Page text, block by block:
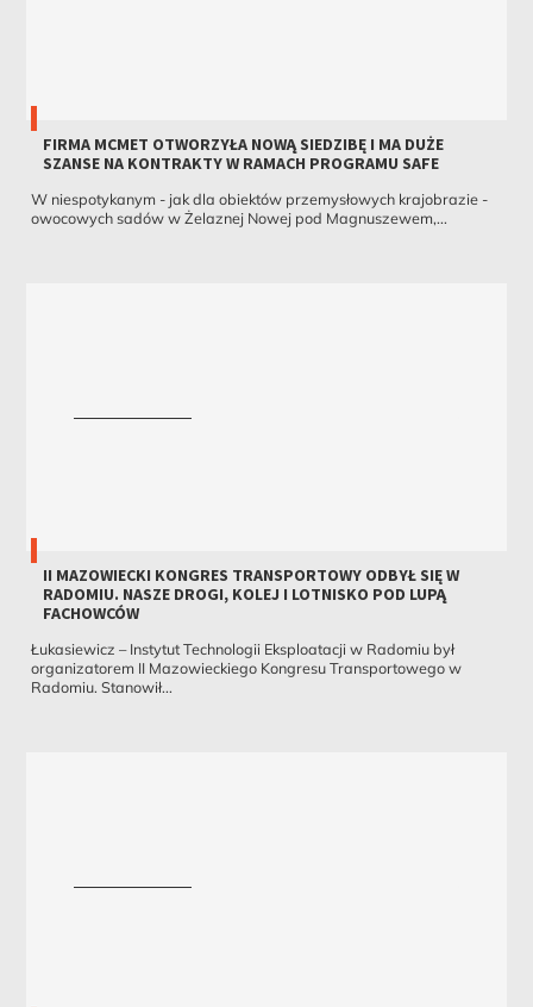
FIRMA MCMET OTWORZYŁA NOWĄ SIEDZIBĘ I MA DUŻE
SZANSE NA KONTRAKTY W RAMACH PROGRAMU SAFE
W niespotykanym - jak dla obiektów przemysłowych krajobrazie -
owocowych sadów w Żelaznej Nowej pod Magnuszewem,...
II MAZOWIECKI KONGRES TRANSPORTOWY ODBYŁ SIĘ W
RADOMIU. NASZE DROGI, KOLEJ I LOTNISKO POD LUPĄ
FACHOWCÓW
Łukasiewicz – Instytut Technologii Eksploatacji w Radomiu był
organizatorem II Mazowieckiego Kongresu Transportowego w
Radomiu. Stanowił...